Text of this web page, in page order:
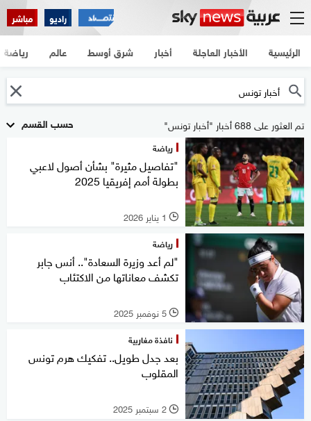
راديو مباشر
الرئيسية الأخبار العاجلة أخبار شرق أوسط عالم رياضة
حسب القسم تم العثور على 688 أخبار "أخبار تونس"
رياضة
"تفاصيل مثيرة" بشأن أصول لاعبي
بطولة أمم إفريقيا 2025
l 1 يناير 2026
رياضة
"لم أعد وزيرة السعادة".. أنس جابر
تكشف معاناتها من الاكتئاب
l 5 نوفمبر 2025
نافذة مغاربية
بعد جدل طويل.. تفكيك هرم تونس
المقلوب
l 2 سبتمبر 2025